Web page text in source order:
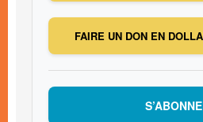
FAIRE UN DON EN